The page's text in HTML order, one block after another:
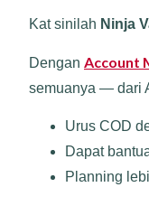
Kat sinilah Ninja
Dengan Account
semuanya — dari
Urus COD
Dapat
Planning